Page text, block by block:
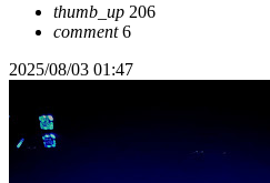
thumb_up 206
comment6
2025/08/03 01:47